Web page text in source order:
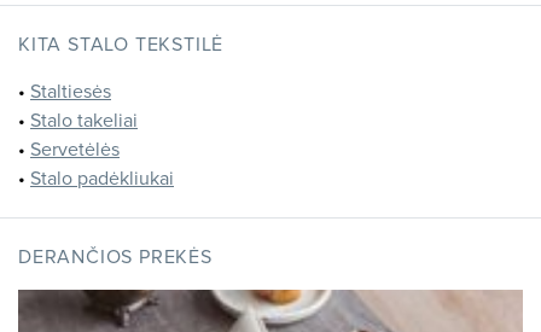
KITA STALO TEKSTILĖ
• Staltiesės
• Stalo takeliai
• Servetėlės
• Stalo padėkliukai
DERANČIOS PREKĖS